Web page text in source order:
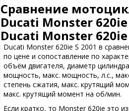
Сравнение
Ducati Monster
Ducati Monster 620ie
Ducati Monster 620ie S 2001 в
по цене и сопоставление по
объём двигателя, диаметр
мощность, макс. мощность, л.с.,
степень сжатия, макс. крутящий
макс. крутящий момент на об/мин.
Если кратко, то Monster 620ie это